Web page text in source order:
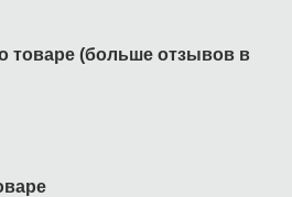
товаре (больше отзывов в